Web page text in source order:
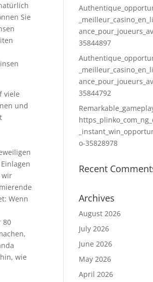
Sie
viele
und
wir
Wenn
80
wie
35844897
35844792
o-35828978
Recent
Archives
August 2026
July 2026
June 2026
May 2026
April 2026